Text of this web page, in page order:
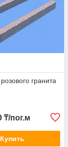
гранита
₸/пог.м
Купить